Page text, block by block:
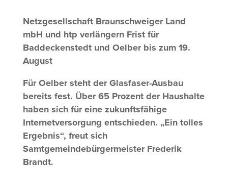
Netzgesellschaft Braunschweiger Land
mbH und htp verlängern Frist für
Baddeckenstedt und Oelber bis zum 19.
August
Für Oelber steht der Glasfaser-Ausbau
bereits fest. Über 65 Prozent der Haushalte
haben sich für eine zukunftsfähige
Internetversorgung entschieden. „Ein tolles
Ergebnis“, freut sich
Samtgemeindebürgermeister Frederik
Brandt.